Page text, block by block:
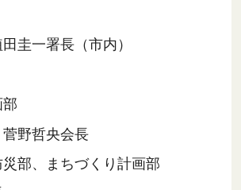
圭一署長（市内）
部
野哲央会長
部、まちづくり計画部